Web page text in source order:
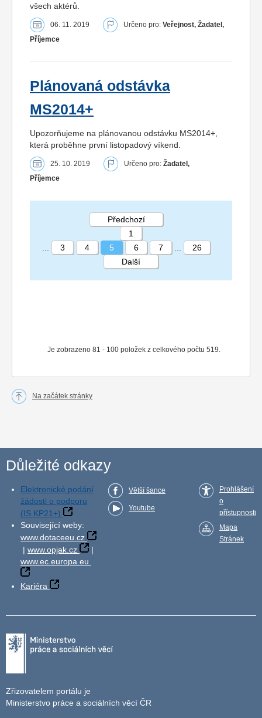
všech aktérů.
06. 11. 2019 Určeno pro: Veřejnost, Žadatel,
Příjemce
Plánovaná odstávka
MS2014+
Upozorňujeme na plánovanou odstávku MS2014+,
která proběhne první listopadový víkend.
25. 10. 2019 Určeno pro: Žadatel,
Příjemce
STRÁNKA 5 26
Je zobrazeno 81 - 100 položek z celkového počtu 519.
Předchozí
1
3 4 5 6 7
26
Další
Na začátek stránky
Důležité odkazy
Elektronické podání
žádosti o podporu
(IS KP21+)
Související weby:
www.dotaceeu.cz
| www.opjak.cz
|
www.ec.europa.eu
Kariéra
Větší šance
Youtube
Prohlášení
o
přístupnosti
Mapa
Stránek
Zřizovatelem portálu je
Ministerstvo práce a sociálních věcí ČR